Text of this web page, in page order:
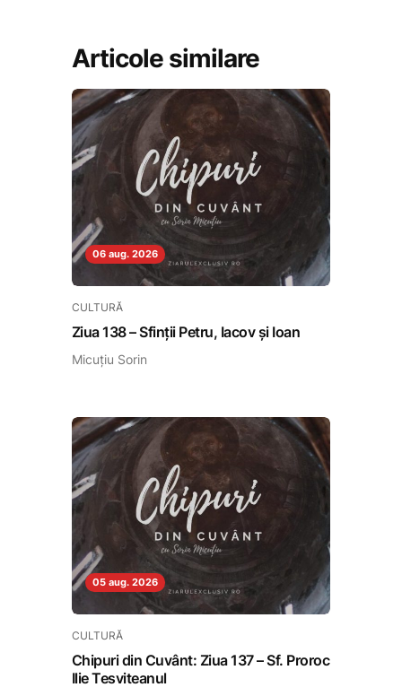
Articole similare
06 aug. 2026
CULTURĂ
Ziua 138 – Sfinții Petru, Iacov și Ioan
Micuțiu Sorin
05 aug. 2026
CULTURĂ
Chipuri din Cuvânt: Ziua 137 – Sf. Proroc
Ilie Tesviteanul